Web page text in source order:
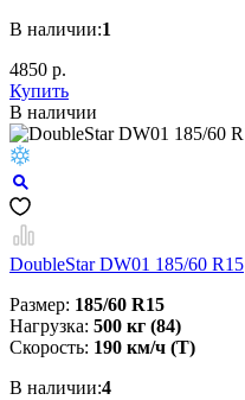
В наличии:1
4850 р.
Купить
В наличии
DoubleStar DW01 185/60 R15
Размер: 185/60 R15
Нагрузка: 500 кг (84)
Скорость: 190 км/ч (T)
В наличии:4